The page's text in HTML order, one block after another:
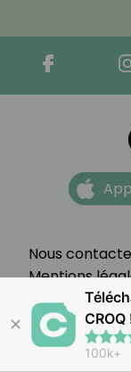
Nous
Mentions
Partenariats
CGV
FAQ
✕
CROQ
100k+